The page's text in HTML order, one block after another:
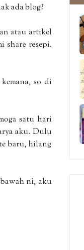
ada blog?
atau artikel
share resepi.
so di
satu hari
aku. Dulu
baru, hilang
ni, aku